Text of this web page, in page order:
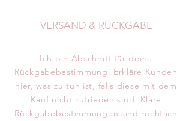
VERSAND & RÜCKGABE
Ich bin Abschnitt für deine
Rückgabebestimmung. Erkläre Kunden
hier, was zu tun ist, falls diese mit dem
Kauf nicht zufrieden sind. Klare
Rückgabebestimmungen sind rechtlich